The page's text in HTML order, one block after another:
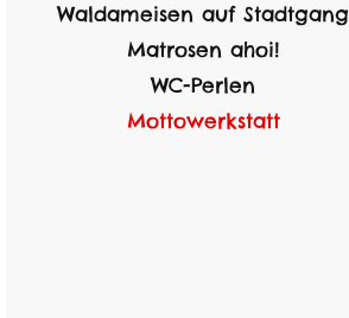
Waldameisen auf Stadtgang
Matrosen ahoi!
WC-Perlen
Mottowerkstatt